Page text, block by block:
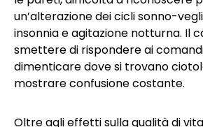
un’alterazione dei cicli sonno-
insonnia e agitazione notturna. Il
smettere di rispondere ai
dimenticare dove si trovano
mostrare confusione costante.
Oltre agli effetti sulla qualità di